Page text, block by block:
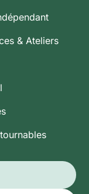
& Ateliers